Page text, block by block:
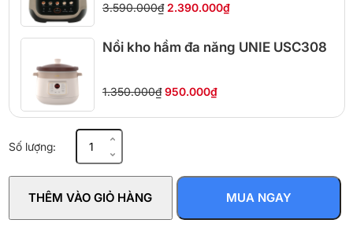
3.590.000₫ 2.390.000₫
Nồi kho hầm đa năng UNIE USC308
1.350.000₫ 950.000₫
Số lượng:nấu
JSC-
107
THÊM VÀO GIỎ HÀNG MUA NGAY